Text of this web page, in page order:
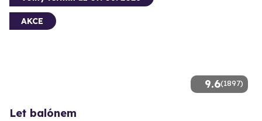
9.6(1897)
AKCE
Let balónem